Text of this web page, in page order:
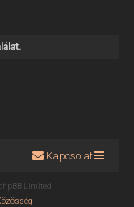
Kapcsolat
Limited